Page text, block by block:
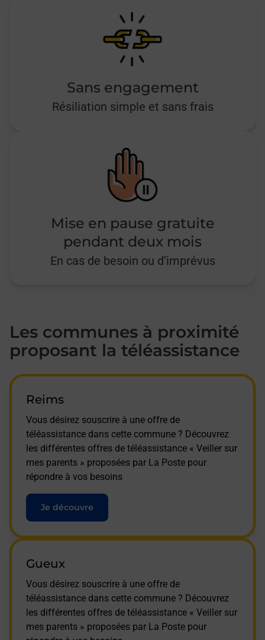
Sans engagement
Résiliation simple et sans frais
Mise en pause gratuite
pendant deux mois
En cas de besoin ou d’imprévus
Les communes à proximité
proposant la téléassistance
Reims
Vous désirez souscrire à une offre de
téléassistance dans cette commune ? Découvrez
les différentes offres de téléassistance « Veiller sur
mes parents » proposées par La Poste pour
répondre à vos besoins
Je découvre
Gueux
Vous désirez souscrire à une offre de
téléassistance dans cette commune ? Découvrez
les différentes offres de téléassistance « Veiller sur
mes parents » proposées par La Poste pour